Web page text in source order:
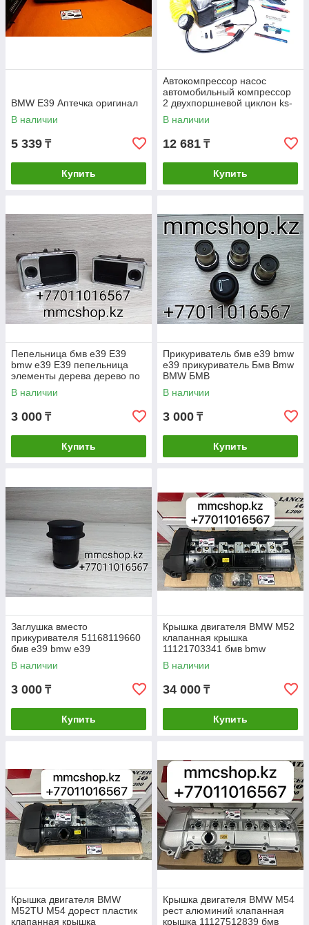
BMW E39 Аптечка оригинал
В наличии
5 339 ₸
Купить
Автокомпрессор насос
автомобильный компрессор
2 двухпоршневой циклон ks-
312
В наличии
12 681 ₸
Купить
Пепельница бмв е39 E39
bmw e39 Е39 пепельница
элементы дерева дерево по
салону
В наличии
3 000 ₸
Купить
Прикуриватель бмв е39 bmw
e39 прикуриватель Бмв Bmw
BMW БМВ
В наличии
3 000 ₸
Купить
Заглушка вместо
прикуривателя 51168119660
бмв е39 bmw e39
прикуриватель Бмв Bmw
BMW БМВ
В наличии
3 000 ₸
Купить
Крышка двигателя BMW M52
клапанная крышка
11121703341 бмв bmw
В наличии
34 000 ₸
Купить
Крышка двигателя BMW
M52TU M54 дорест пластик
клапанная крышка
Крышка двигателя BMW M54
рест алюминий клапанная
крышка 11127512839 бмв